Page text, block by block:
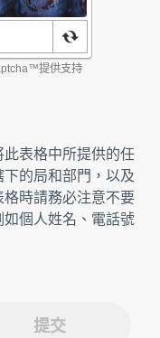
表格中所提供的任
的局和部門，以及
時請務必注意不要
個人姓名、電話號
提交